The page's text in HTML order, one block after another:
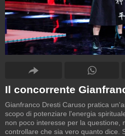
Il concorrente
Gianfranco Dresti Caruso pratica
scopo di potenziare l'energia
non poco interesse per la questione,
controllare che sia vero quanto dice.